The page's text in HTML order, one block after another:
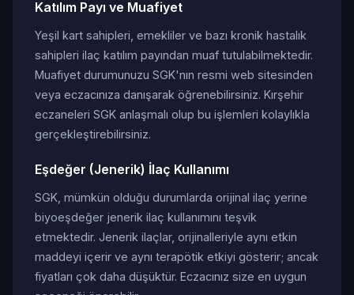
Katılım Payı ve Muafiyet
Yeşil kart sahipleri, emekliler ve bazı kronik hastalık
sahipleri ilaç katılım payından muaf tutulabilmektedir.
Muafiyet durumunuzu SGK'nın resmi web sitesinden
veya eczacınıza danışarak öğrenebilirsiniz. Kırşehir
eczaneleri SGK anlaşmalı olup bu işlemleri kolaylıkla
gerçekleştirebilirsiniz.
Eşdeğer (Jenerik) İlaç Kullanımı
SGK, mümkün olduğu durumlarda orijinal ilaç yerine
biyoeşdeğer jenerik ilaç kullanımını teşvik
etmektedir. Jenerik ilaçlar, orijinalleriyle aynı etkin
maddeyi içerir ve aynı terapötik etkiyi gösterir; ancak
fiyatları çok daha düşüktür. Eczacınız size en uygun